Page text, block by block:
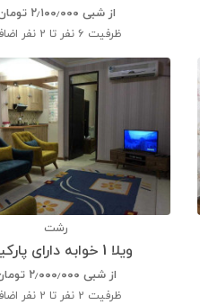
از شبی ۲٫۱۰۰٫۰۰۰
ظرفیت 6 نفر تا 2 نفر اضافه
رشت
ویلا 1 خوابه دارای پارکینگ
از شبی ۲٫۰۰۰٫۰۰۰
ظرفیت 2 نفر تا 2 نفر اضافه